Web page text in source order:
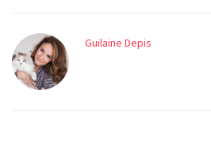
Guilaine Depis